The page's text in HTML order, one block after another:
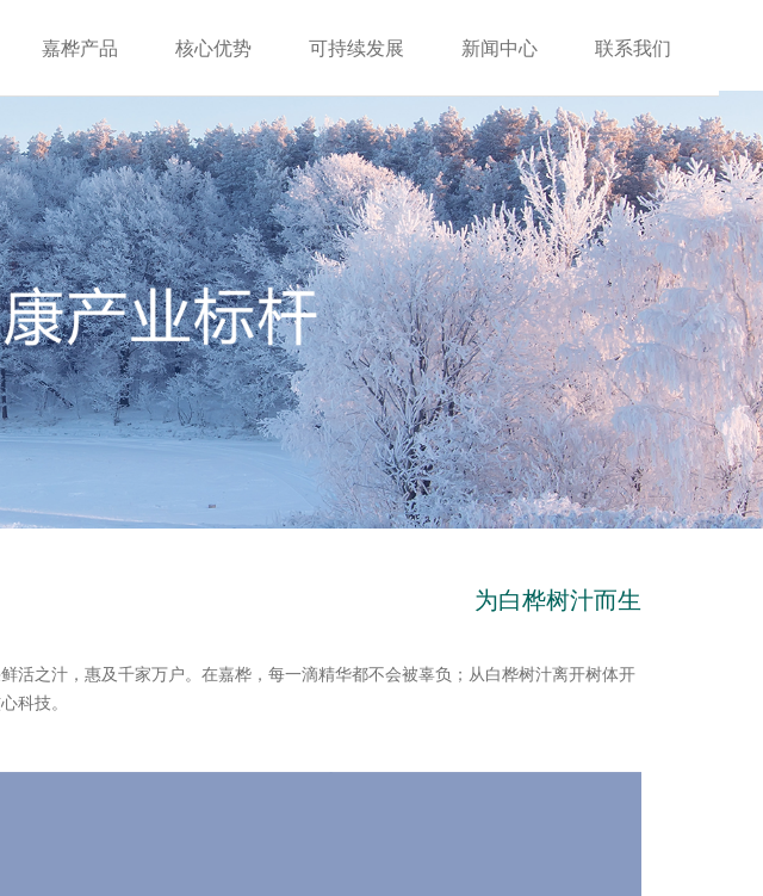
嘉桦产品 核心优势 可持续发展 新闻中心 联系我们
为白桦树汁而生
之汁，惠及千家万户。在嘉桦，每一滴精华都不会被辜负；从白桦树汁离开树体开
科技。